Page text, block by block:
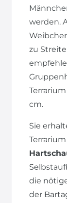
werden.
zu
cm.
Sie
die
der